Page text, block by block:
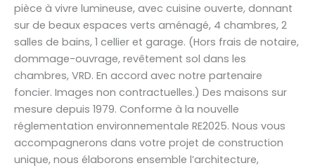
pièce à vivre lumineuse, avec cuisine ouverte, donnant
sur de beaux espaces verts aménagé, 4 chambres, 2
salles de bains, 1 cellier et garage. (Hors frais de notaire,
dommage-ouvrage, revêtement sol dans les
chambres, VRD. En accord avec notre partenaire
foncier. Images non contractuelles.) Des maisons sur
mesure depuis 1979. Conforme à la nouvelle
réglementation environnementale RE2025. Nous vous
accompagnerons dans votre projet de construction
unique, nous élaborons ensemble l’architecture,